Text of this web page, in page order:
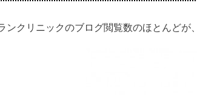
ンクリニックのブログ閲覧数のほとんど